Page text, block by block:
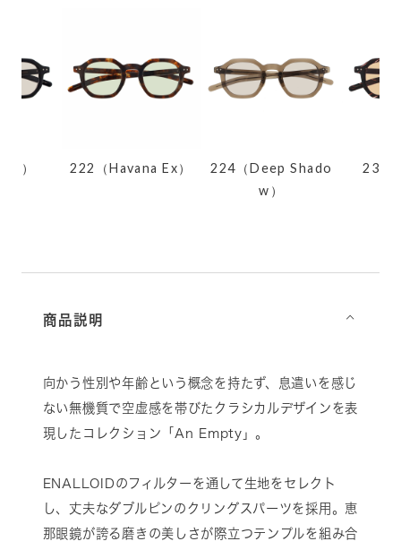
） 222（Havana Ex）
224（Deep Shado
w）
236
商品説明 ⌵
向かう性別や年齢という概念を持たず、息遣いを感じ
ない無機質で空虚感を帯びたクラシカルデザインを表
現したコレクション「An Empty」。
ENALLOIDのフィルターを通して生地をセレクト
し、丈夫なダブルピンのクリングスパーツを採用。恵
那眼鏡が誇る磨きの美しさが際立つテンプルを組み合